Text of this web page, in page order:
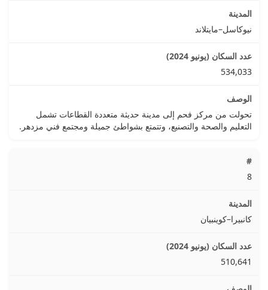
نيوكاسل–مايتلاند
534,033
تحولت من مركز فحم إلى مدينة حديثة متعددة القطاعات تشمل
التعليم والصحة والتصنيع، وتتمتع بشواطئ جميلة ومجتمع فني مزدهر.
8
كانبيرا–كوينبيان
510,641